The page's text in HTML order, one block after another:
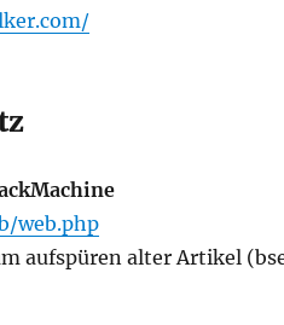
web.php
aufspüren alter Artikel